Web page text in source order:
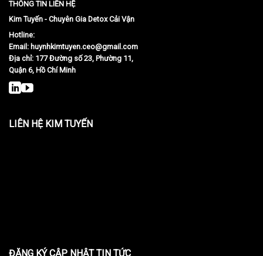
THÔNG TIN LIÊN HỆ
Kim Tuyến - Chuyên Gia Detox Cải Vận
Hotline:
Email: huynhkimtuyen.ceo@gmail.com
Địa chỉ: 177 Đường số 23, Phường 11,
Quận 6, Hồ Chí Minh
LIÊN HỆ KIM TUYẾN
ĐĂNG KÝ CẬP NHẬT TIN TỨC